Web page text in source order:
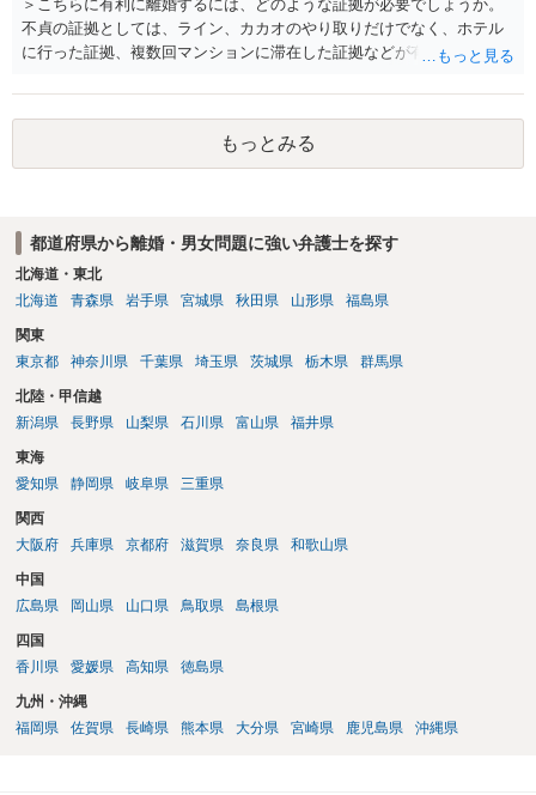
＞こちらに有利に離婚するには、どのような証拠が必要でしょうか。
不貞の証拠としては、ライン、カカオのやり取りだけでなく、ホテル
に行った証拠、複数回マンションに滞在した証拠などが有効です。 不
婚する、慰謝料をとるなど）ことができると思われます。 ただし、不
貞発覚後、長期間同居を続けると、不貞を許したとの評価につながる
場合がありますので、ご注意ください。 以上、ご参考まで。
もっとみる
都道府県から離婚・男女問題に強い弁護士を探す
北海道・東北
北海道
青森県 岩手県 宮城県 秋田県 山形県 福島県
関東
東京都
神奈川県 千葉県 埼玉県 茨城県 栃木県 群馬県
北陸・甲信越
新潟県
長野県 山梨県 石川県 富山県 福井県
東海
愛知県
静岡県 岐阜県 三重県
関西
大阪府
兵庫県 京都府 滋賀県 奈良県 和歌山県
中国
広島県
岡山県 山口県 鳥取県 島根県
四国
香川県
愛媛県 高知県 徳島県
九州・沖縄
福岡県
佐賀県 長崎県 熊本県 大分県 宮崎県 鹿児島県 沖縄県